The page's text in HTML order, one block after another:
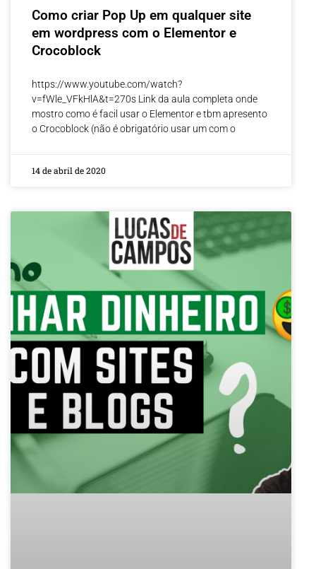
Como criar Pop Up em qualquer site
em wordpress com o Elementor e
Crocoblock
https://www.youtube.com/watch?
v=fWle_VFkHlA&t=270s Link da aula completa onde
mostro como é facil usar o Elementor e tbm apresento
o Crocoblock (não é obrigatório usar um com o
14 de abril de 2020